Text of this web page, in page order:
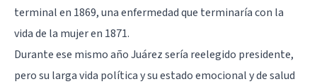
terminal en 1869, una enfermedad que terminaría con la
vida de la mujer en 1871.
Durante ese mismo año Juárez sería reelegido presidente,
pero su larga vida política y su estado emocional y de salud